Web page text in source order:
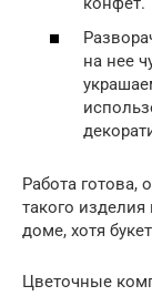
на нее
Работа готова,
такого
доме, хотя
Цветочные